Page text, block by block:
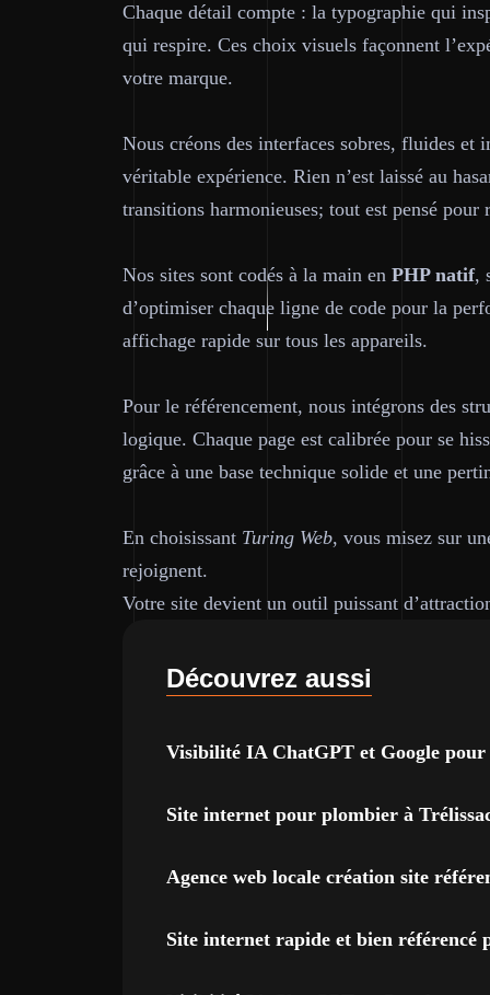
Chaque détail compte : la typographie qui
qui respire. Ces choix visuels façonnent
votre marque.
Nous créons des interfaces sobres, fluides et
véritable expérience. Rien n’est laissé au
transitions harmonieuses; tout est pensé
Nos sites sont codés à la main en PHP natif,
d’optimiser chaque ligne de code pour la
affichage rapide sur tous les appareils.
Pour le référencement, nous intégrons des
logique. Chaque page est calibrée pour se
grâce à une base technique solide et une
En choisissant Turing Web, vous misez sur
rejoignent.
Votre site devient un outil puissant
Découvrez aussi
Visibilité IA ChatGPT et Google
Site internet pour plombier à
Agence web locale création site
Site internet rapide et bien